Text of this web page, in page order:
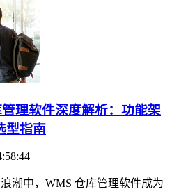
理软件深度解析：功能架
型指南
潮中，WMS 仓库管理软件成为